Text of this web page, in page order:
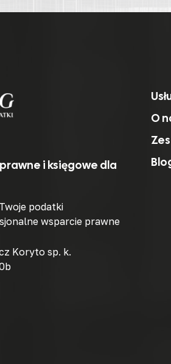
i księgowe dla
podatki
wsparcie prawne
Koryto sp. k.
O